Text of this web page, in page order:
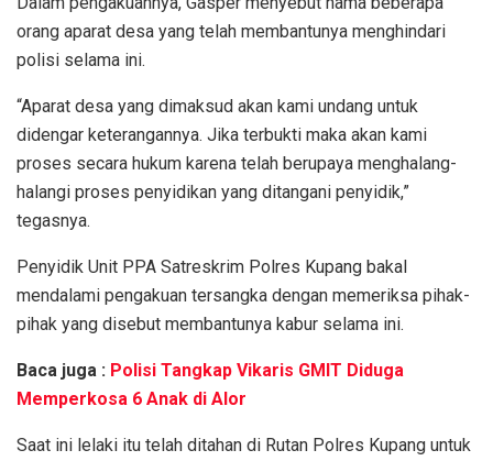
orang aparat desa yang telah membantunya menghindari
polisi selama ini.
“Aparat desa yang dimaksud akan kami undang untuk
didengar keterangannya. Jika terbukti maka akan kami
proses secara hukum karena telah berupaya menghalang-
halangi proses penyidikan yang ditangani penyidik,”
tegasnya.
Penyidik Unit PPA Satreskrim Polres Kupang bakal
mendalami pengakuan tersangka dengan memeriksa pihak-
pihak yang disebut membantunya kabur selama ini.
Baca juga : Polisi Tangkap Vikaris GMIT Diduga
Memperkosa 6 Anak di Alor
Saat ini lelaki itu telah ditahan di Rutan Polres Kupang untuk